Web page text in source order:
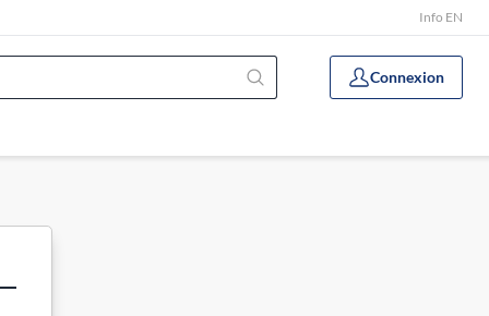
Info EN
Connexion